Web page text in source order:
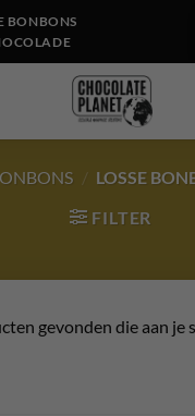
BONBONS
/ LOSSE
FILTER
gevonden die aan je